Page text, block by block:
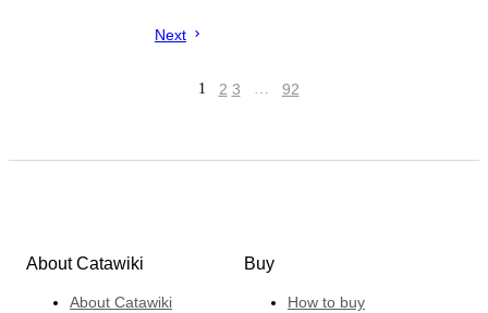
Next
1 2 3 … 92
About Catawiki
About Catawiki
Buy
How to buy